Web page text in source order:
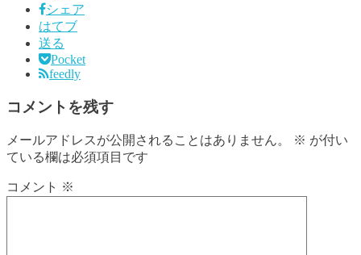
シェア
はてブ
送る
Pocket
feedly
コメントを残す
メールアドレスが公開されることはありません。 ※ が付い
ている欄は必須項目です
コメント ※